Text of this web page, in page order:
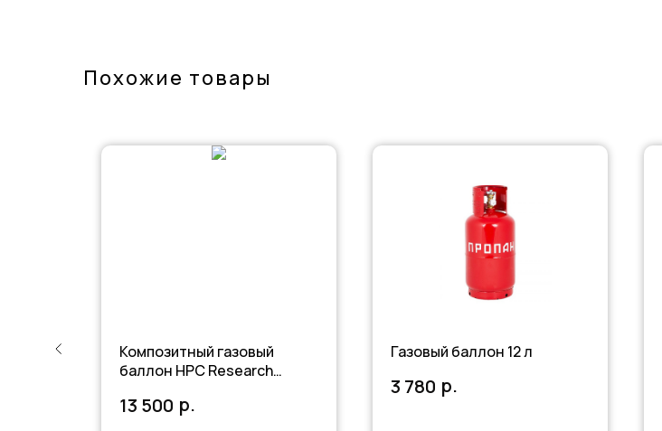
Похожие товары
Композитный газовый
баллон HPC Research
13 500 р.
Газовый баллон 12 л
3 780 р.